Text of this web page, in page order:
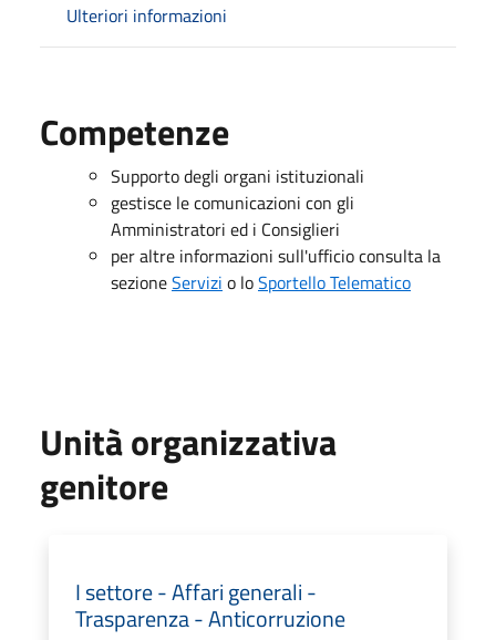
Ulteriori informazioni
Competenze
Supporto degli organi istituzionali
gestisce le comunicazioni con gli
Amministratori ed i Consiglieri
per altre informazioni sull'ufficio consulta la
sezioneServizi o loSportello Telematico
Unità organizzativa
genitore
I settore - Affari generali -
Trasparenza - Anticorruzione